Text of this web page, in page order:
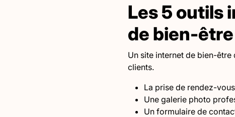
Les 5 outils
de bien-être
Un site internet de bien-
clients.
La prise de rendez-
Une galerie photo
Un formulaire de